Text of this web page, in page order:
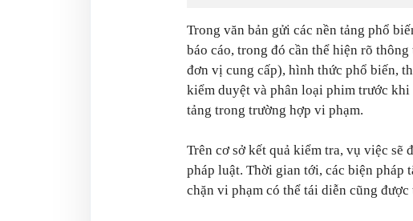
Trong văn bản gửi các nền tảng phổ
báo cáo, trong đó cần thể hiện rõ
đơn vị cung cấp), hình thức phổ biến,
kiểm duyệt và phân loại phim trước
tảng trong trường hợp vi phạm.
Trên cơ sở kết quả kiểm tra, vụ việc
pháp luật. Thời gian tới, các biện pháp
chặn vi phạm có thể tái diễn cũng